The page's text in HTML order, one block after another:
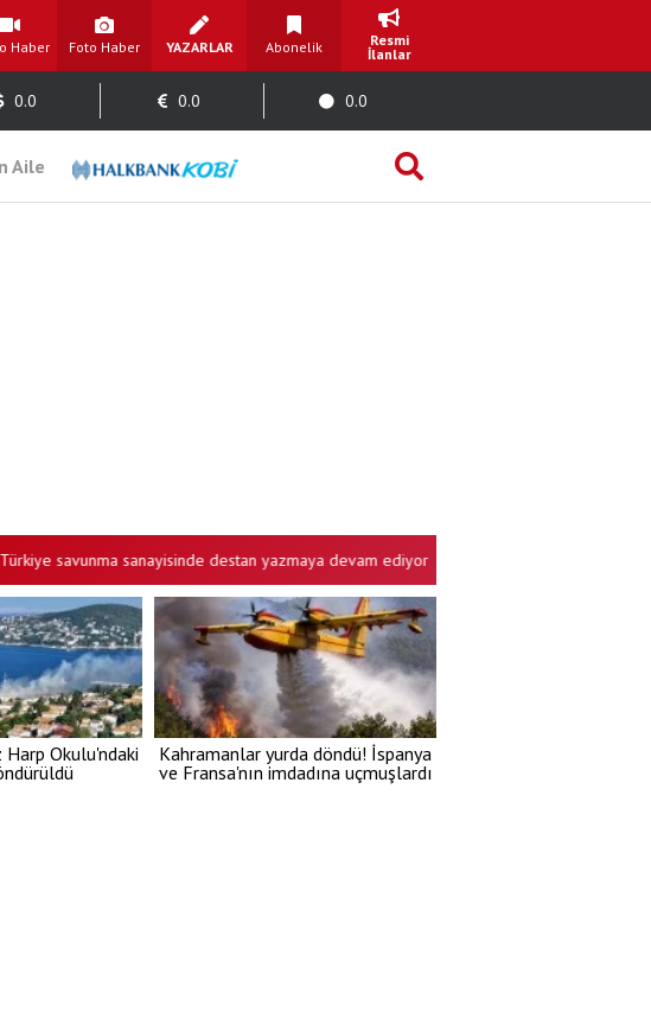
Haber Foto Haber YAZARLAR Abonelik
Resmi
İlanlar
0.0 0.0 0.0
Aile
sanayisinde destan yazmaya devam ediyor! Yerli ve milli hamlelerle küresel
Okulu'ndaki
Kahramanlar yurda döndü! İspanya
ve Fransa'nın imdadına uçmuşlardı